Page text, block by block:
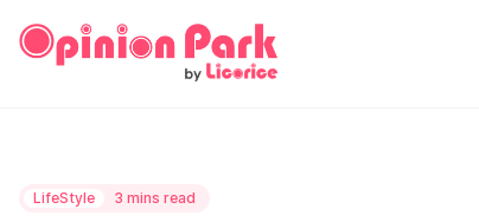
LifeStyle 3 mins read